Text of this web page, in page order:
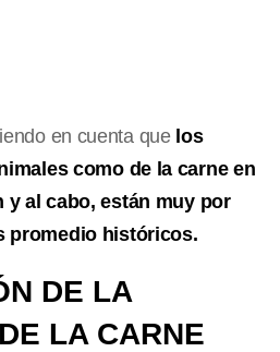
en cuenta que los
como de la carne en
y al cabo, están muy por
promedio históricos.
DE LA
LA CARNE